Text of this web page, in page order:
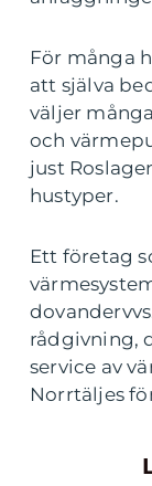
För många
att själva
väljer
och
just
hustyper.
Ett företag
rådgivning,
service av
Norrtäljes